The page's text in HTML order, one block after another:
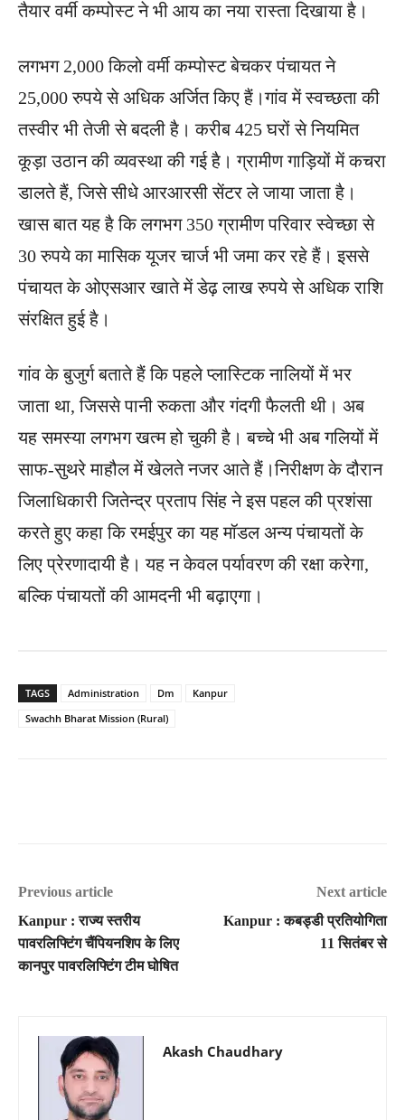
तैयार वर्मी कम्पोस्ट ने भी आय का नया रास्ता दिखाया है।
लगभग 2,000 किलो वर्मी कम्पोस्ट बेचकर पंचायत ने
25,000 रुपये से अधिक अर्जित किए हैं।गांव में स्वच्छता की
तस्वीर भी तेजी से बदली है। करीब 425 घरों से नियमित
कूड़ा उठान की व्यवस्था की गई है। ग्रामीण गाड़ियों में कचरा
डालते हैं, जिसे सीधे आरआरसी सेंटर ले जाया जाता है।
खास बात यह है कि लगभग 350 ग्रामीण परिवार स्वेच्छा से
30 रुपये का मासिक यूजर चार्ज भी जमा कर रहे हैं। इससे
पंचायत के ओएसआर खाते में डेढ़ लाख रुपये से अधिक राशि
संरक्षित हुई है।
गांव के बुजुर्ग बताते हैं कि पहले प्लास्टिक नालियों में भर
जाता था, जिससे पानी रुकता और गंदगी फैलती थी। अब
यह समस्या लगभग खत्म हो चुकी है। बच्चे भी अब गलियों में
साफ-सुथरे माहौल में खेलते नजर आते हैं।निरीक्षण के दौरान
जिलाधिकारी जितेन्द्र प्रताप सिंह ने इस पहल की प्रशंसा
करते हुए कहा कि रमईपुर का यह मॉडल अन्य पंचायतों के
लिए प्रेरणादायी है। यह न केवल पर्यावरण की रक्षा करेगा,
बल्कि पंचायतों की आमदनी भी बढ़ाएगा।
TAGS Administration Dm
Kanpur
Swachh Bharat Mission (Rural)
Previous article
Kanpur : राज्य स्तरीय
पावरलिफ्टिंग चैंपियनशिप के लिए
कानपुर पावरलिफ्टिंग टीम घोषित
Next article
Kanpur : कबड्डी प्रतियोगिता
11 सितंबर से
Akash Chaudhary